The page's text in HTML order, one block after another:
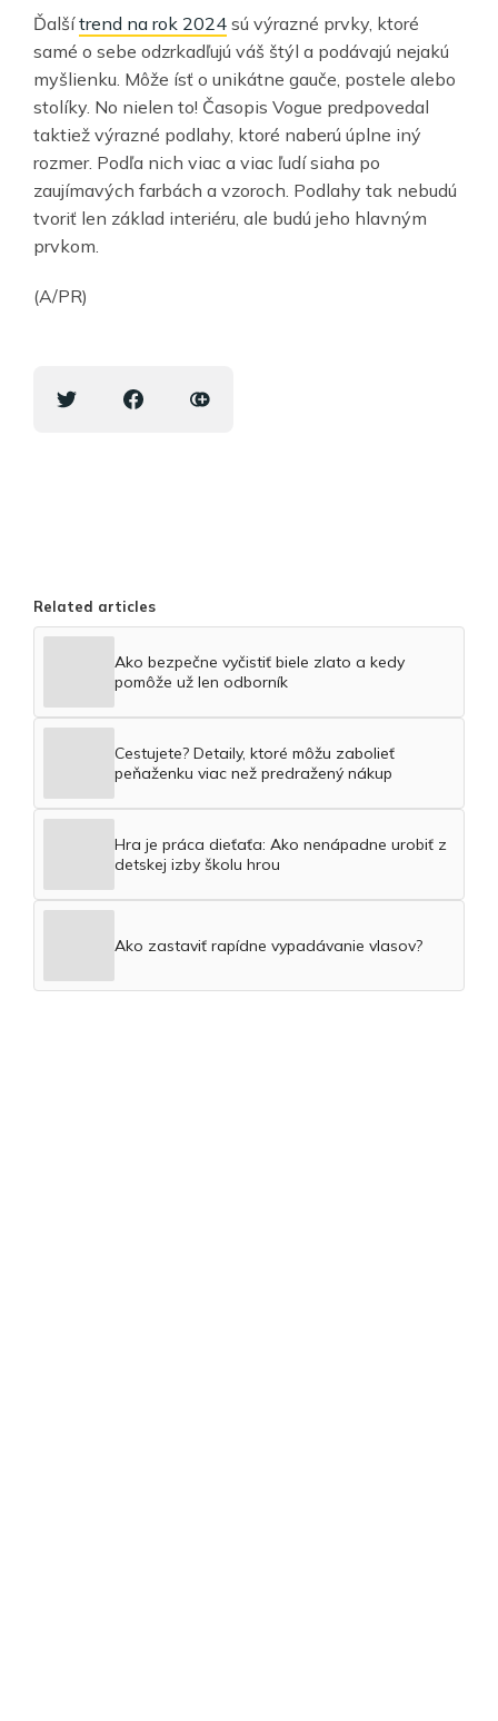
Ďalšítrend na rok 2024 sú výrazné prvky, ktoré
samé o sebe odzrkadľujú váš štýl a podávajú nejakú
myšlienku. Môže ísť o unikátne gauče, postele alebo
stolíky. No nielen to! Časopis Vogue predpovedal
taktiež výrazné podlahy, ktoré naberú úplne iný
rozmer. Podľa nich viac a viac ľudí siaha po
zaujímavých farbách a vzoroch. Podlahy tak nebudú
tvoriť len základ interiéru, ale budú jeho hlavným
prvkom.
(A/PR)
Related articles
Ako bezpečne vyčistiť biele zlato a kedy
pomôže už len odborník
Cestujete? Detaily, ktoré môžu zabolieť
peňaženku viac než predražený nákup
Hra je práca dieťaťa: Ako nenápadne urobiť z
detskej izby školu hrou
Ako zastaviť rapídne vypadávanie vlasov?